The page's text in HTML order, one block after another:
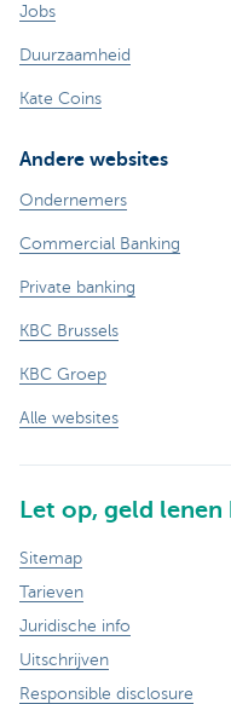
Jobs
Duurzaamheid
Kate Coins
Andere websites
Ondernemers
Commercial Banking
Private banking
KBC Brussels
KBC Groep
Alle websites
Let op, geld
Sitemap
Tarieven
Juridische info
Uitschrijven
Responsible disclosure